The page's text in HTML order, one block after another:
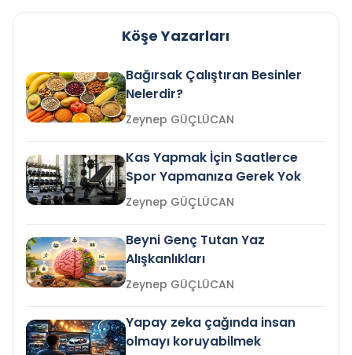
Köşe Yazarları
Bağırsak Çalıştıran Besinler
Nelerdir?
Zeynep GÜÇLÜCAN
Kas Yapmak İçin Saatlerce
Spor Yapmanıza Gerek Yok
Zeynep GÜÇLÜCAN
Beyni Genç Tutan Yaz
Alışkanlıkları
Zeynep GÜÇLÜCAN
Yapay zeka çağında insan
olmayı koruyabilmek